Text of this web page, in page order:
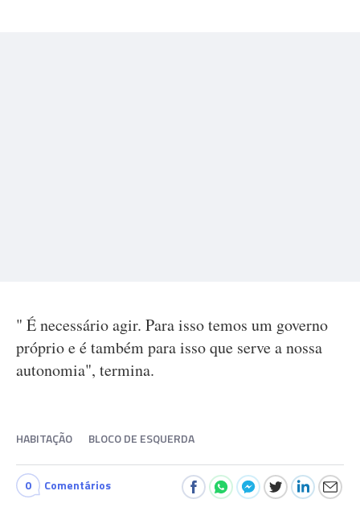
" É necessário agir. Para isso temos um governo
próprio e é também para isso que serve a nossa
autonomia", termina.
HABITAÇÃO BLOCO DE ESQUERDA
0 Comentários